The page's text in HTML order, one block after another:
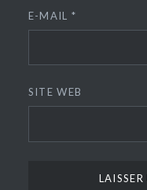
E-MAIL *
SITE WEB